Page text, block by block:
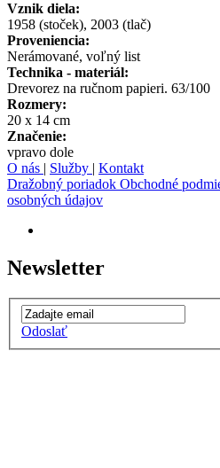
Vznik diela:
1958 (stoček), 2003 (tlač)
Proveniencia:
Nerámované, voľný list
Technika - materiál:
Drevorez na ručnom papieri. 63/100
Rozmery:
20 x 14 cm
Značenie:
vpravo dole
O nás | Služby | Kontakt
Dražobný poriadok Obchodné
osobných údajov
Newsletter
Odoslať